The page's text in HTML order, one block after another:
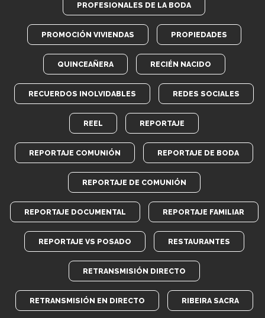
PROFESIONALES DE LA BODA
PROMOCIÓN VIVIENDAS PROPIEDADES
QUINCEAÑERA RECIÉN NACIDO
RECUERDOS INOLVIDABLES REDES SOCIALES
REEL REPORTAJE
REPORTAJE COMUNIÓN REPORTAJE DE BODA
REPORTAJE DE COMUNIÓN
REPORTAJE DOCUMENTAL REPORTAJE FAMILIAR
REPORTAJE VS POSADO RESTAURANTES
RETRANSMISIÓN DIRECTO
RETRANSMISIÓN EN DIRECTO RIBEIRA SACRA